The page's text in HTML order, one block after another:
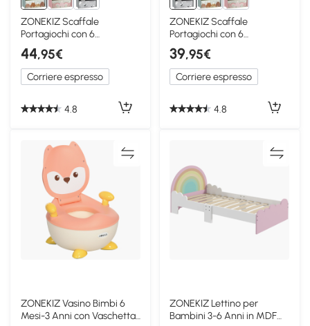
ZONEKIZ Scaffale
Portagiochi con 6
Contenitori in Tessuto
Verde
44,95€
Corriere espresso
4.8
ZONEKIZ Scaffale
Portagiochi con 6
Contenitori in Tessuto
Grigio
39,95€
Corriere espresso
4.8
ZONEKIZ Vasino Bimbi 6
Mesi-3 Anni con Vaschetta
ZONEKIZ Lettino per
Bambini 3-6 Anni in MDF